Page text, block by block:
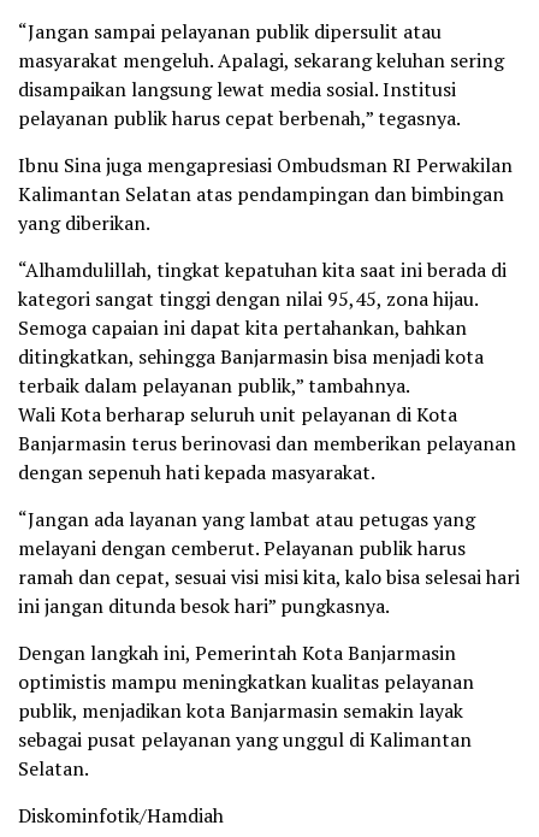
“Jangan sampai pelayanan publik dipersulit atau
masyarakat mengeluh. Apalagi, sekarang keluhan sering
disampaikan langsung lewat media sosial. Institusi
pelayanan publik harus cepat berbenah,” tegasnya.
Ibnu Sina juga mengapresiasi Ombudsman RI Perwakilan
Kalimantan Selatan atas pendampingan dan bimbingan
yang diberikan.
“Alhamdulillah, tingkat kepatuhan kita saat ini berada di
kategori sangat tinggi dengan nilai 95,45, zona hijau.
Semoga capaian ini dapat kita pertahankan, bahkan
ditingkatkan, sehingga Banjarmasin bisa menjadi kota
terbaik dalam pelayanan publik,” tambahnya.
Wali Kota berharap seluruh unit pelayanan di Kota
Banjarmasin terus berinovasi dan memberikan pelayanan
dengan sepenuh hati kepada masyarakat.
“Jangan ada layanan yang lambat atau petugas yang
melayani dengan cemberut. Pelayanan publik harus
ramah dan cepat, sesuai visi misi kita, kalo bisa selesai hari
ini jangan ditunda besok hari” pungkasnya.
Dengan langkah ini, Pemerintah Kota Banjarmasin
optimistis mampu meningkatkan kualitas pelayanan
publik, menjadikan kota Banjarmasin semakin layak
sebagai pusat pelayanan yang unggul di Kalimantan
Selatan.
Diskominfotik/Hamdiah